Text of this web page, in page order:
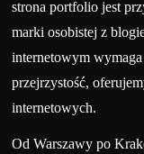
strona portfolio jest
marki osobistej z
internetowym
przejrzystość,
internetowych.
Od Warszawy po